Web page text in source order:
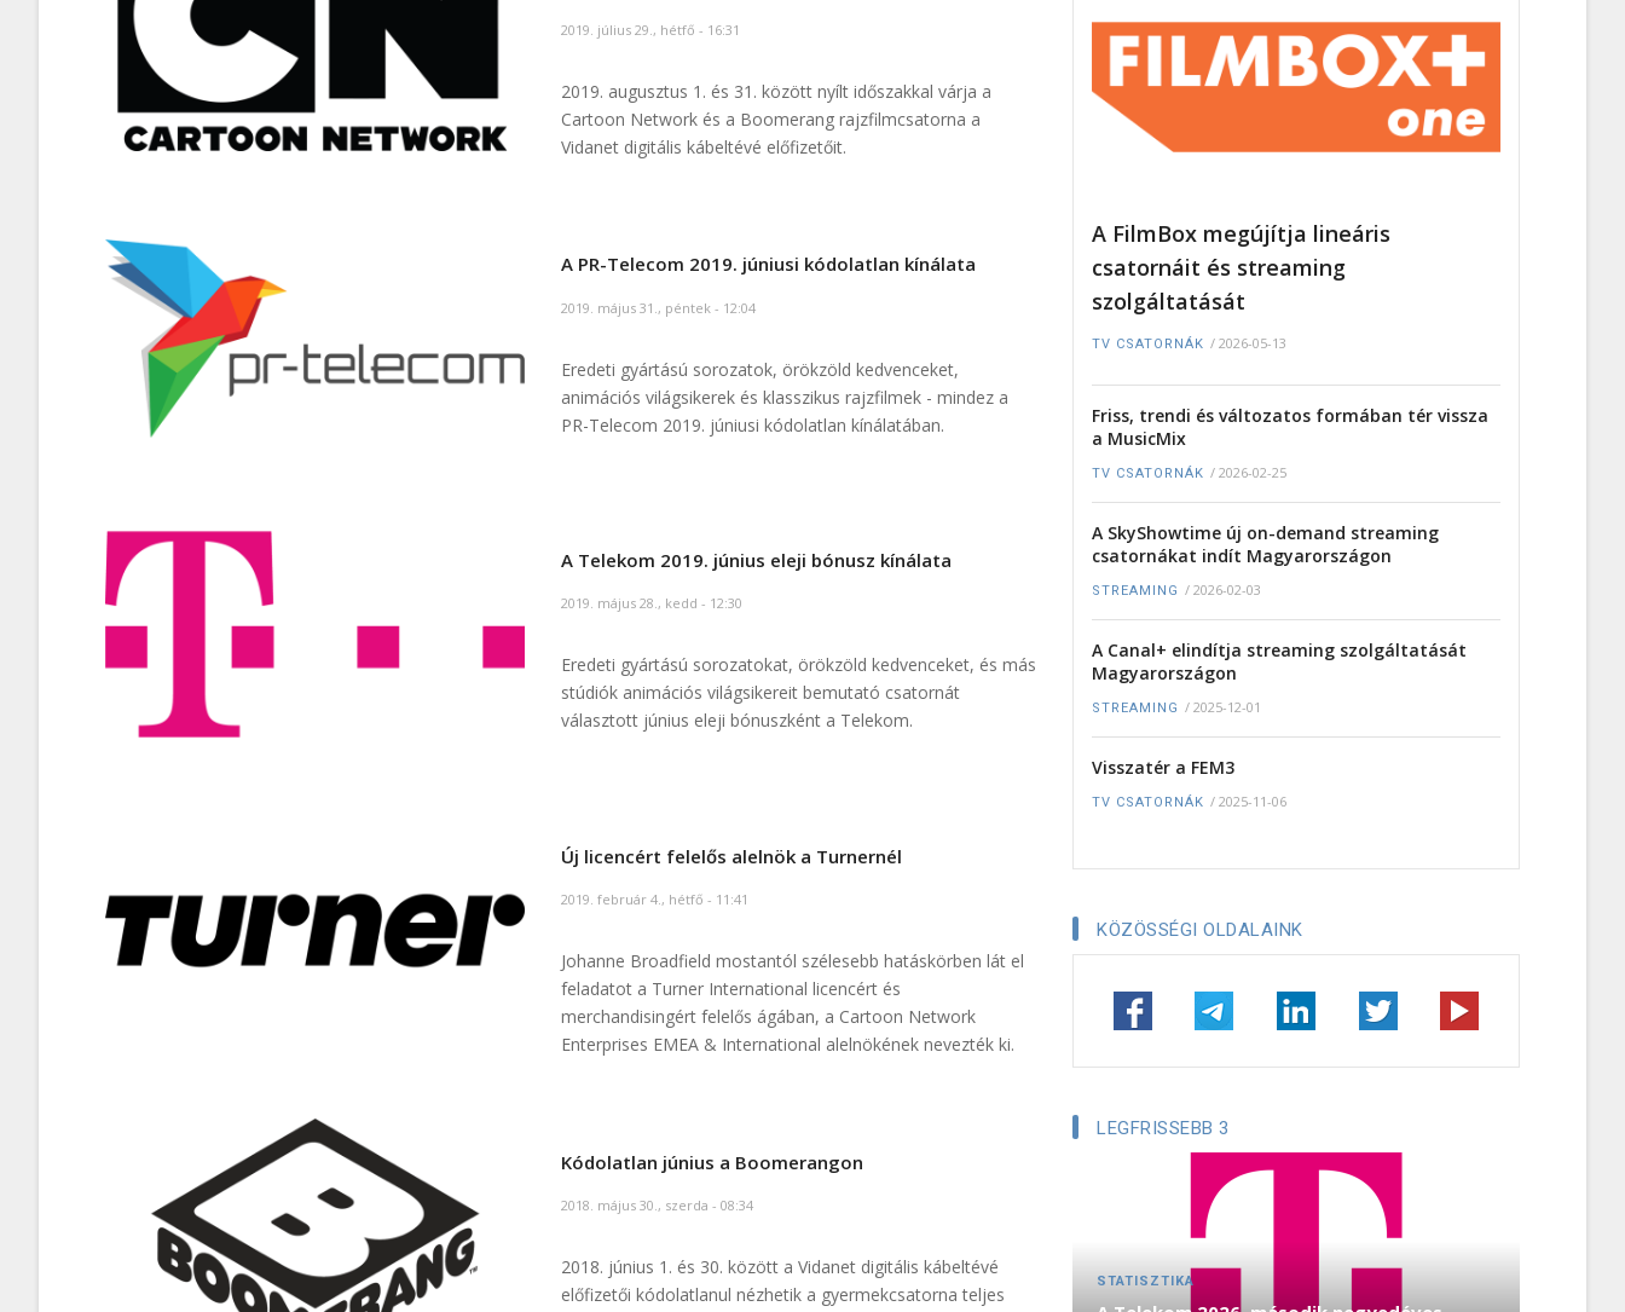
2019. július 29., hétfő - 16:31
2019. augusztus 1. és 31. között nyílt időszakkal várja a
Cartoon Network és a Boomerang rajzfilmcsatorna a
Vidanet digitális kábeltévé előfizetőit.
A PR-Telecom 2019. júniusi kódolatlan kínálata
2019. május 31., péntek - 12:04
Eredeti gyártású sorozatok, örökzöld kedvenceket,
animációs világsikerek és klasszikus rajzfilmek - mindez a
PR-Telecom 2019. júniusi kódolatlan kínálatában.
A Telekom 2019. június eleji bónusz kínálata
2019. május 28., kedd - 12:30
Eredeti gyártású sorozatokat, örökzöld kedvenceket, és más
stúdiók animációs világsikereit bemutató csatornát
választott június eleji bónuszként a Telekom.
Új licencért felelős alelnök a Turnernél
2019. február 4., hétfő - 11:41
Johanne Broadfield mostantól szélesebb hatáskörben lát el
feladatot a Turner International licencért és
merchandisingért felelős ágában, a Cartoon Network
Enterprises EMEA & International alelnökének nevezték ki.
Kódolatlan június a Boomerangon
2018. május 30., szerda - 08:34
2018. június 1. és 30. között a Vidanet digitális kábeltévé
előfizetői kódolatlanul nézhetik a gyermekcsatorna teljes
A FilmBox megújítja lineáris
csatornáit és streaming
szolgáltatását
TV CSATORNÁK / 2026-05-13
Friss, trendi és változatos formában tér vissza
a MusicMix
TV CSATORNÁK / 2026-02-25
A SkyShowtime új on-demand streaming
csatornákat indít Magyarországon
STREAMING / 2026-02-03
A Canal+ elindítja streaming szolgáltatását
Magyarországon
STREAMING / 2025-12-01
Visszatér a FEM3
TV CSATORNÁK / 2025-11-06
KÖZÖSSÉGI OLDALAINK
LEGFRISSEBB 3
STATISZTIKA